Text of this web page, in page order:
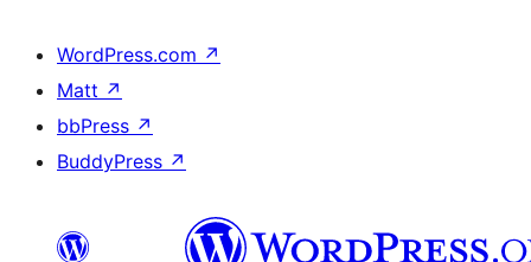
WordPress.com ↗
Matt ↗
bbPress ↗
BuddyPress ↗